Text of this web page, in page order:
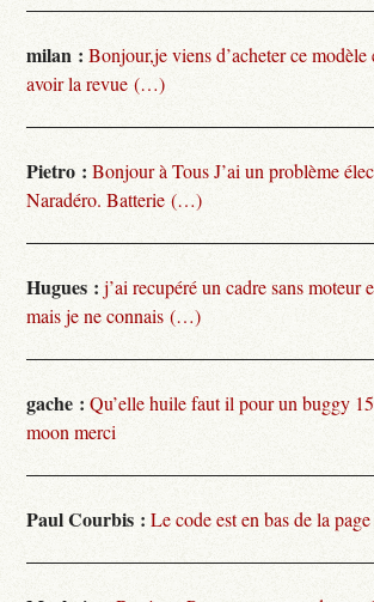
milan : Bonjour,je viens d’acheter ce modèle
avoir la revue (…)
Pietro : Bonjour à Tous J’ai un problème
Naradéro. Batterie (…)
Hugues : j’ai recupéré un cadre sans moteur
mais je ne connais (…)
gache : Qu’elle huile faut il pour un buggy
moon merci
Paul Courbis : Le code est en bas de la